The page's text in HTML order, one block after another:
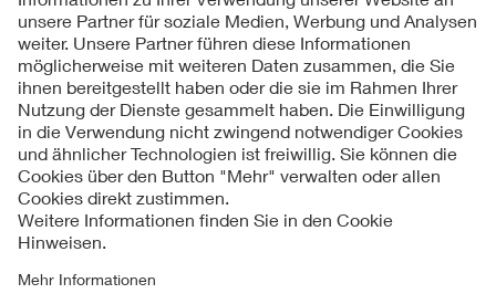
Kontakte
Service
Impressum
Datenschutzinformationen
Cookie Hinweise